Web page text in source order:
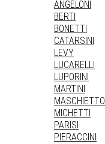
ANGELONI
BERTI
BONETTI
CATARSINI
LEVY
LUCARELLI
LUPORINI
MARTINI
MASCHIETTO
MICHETTI
PARISI
PIERACCINI